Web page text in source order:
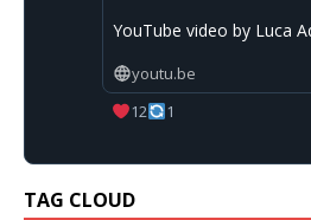
YouTube video by Luca
youtu.be
12
1
TAG CLOUD